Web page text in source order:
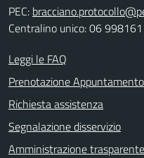
PEC:
Centralino unico: 06 998161
Leggi le FAQ
Prenotazione Appuntamento
Richiesta assistenza
Segnalazione disservizio
Amministrazione trasparente